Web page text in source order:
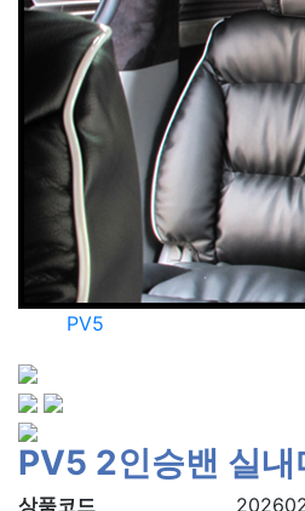
PV5
PV5 2인승밴 실
상품코드